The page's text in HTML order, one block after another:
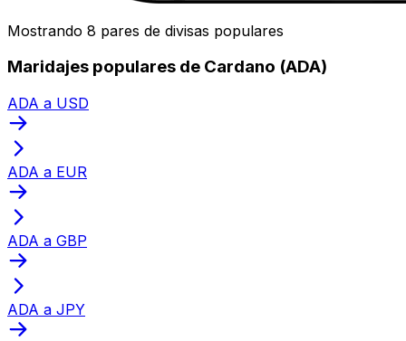
Mostrando 8 pares de divisas populares
Maridajes populares de Cardano (ADA)
ADA a USD
ADA a EUR
ADA a GBP
ADA a JPY